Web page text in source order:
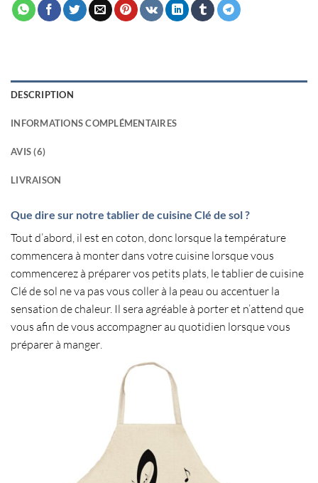
DESCRIPTION
INFORMATIONS COMPLÉMENTAIRES
AVIS (6)
LIVRAISON
Que dire sur notre tablier de cuisine Clé de sol ?
Tout d’abord, il est en coton , donc lorsque la température
commencera à monter dans votrecuisine lorsque vous
commencerez à préparer vos petits plats , letablier de cuisine
Clé de sol ne va pas vous coller à la peau ou accentuer la
sensation de chaleur. Il sera agréable à porter et n’attend que
vous afin de vous accompagner au quotidien lorsque vous
préparer à manger